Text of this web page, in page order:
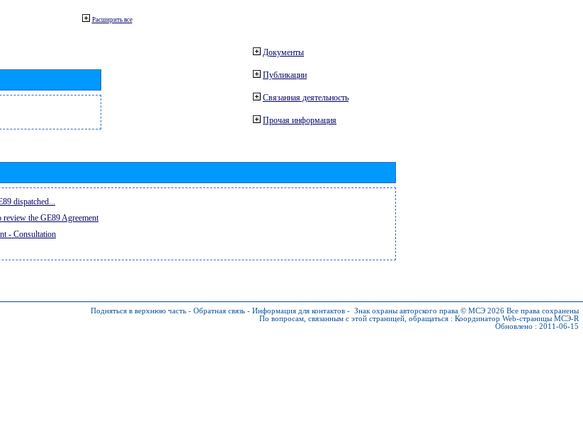
Расширить все
Документы
Публикации
Связанная деятельность
Прочая информация
dispatched...
review the GE89 Agreement
- Consultation
Подняться в верхнюю часть - Обратная связь - Информация для контактов - Знак охраны авторского права © МСЭ 2026 Все права сохранены
По вопросам, связанным с этой страницей, обращаться : Координатор Web-страницы МСЭ-R
Обновлено : 2011-06-15